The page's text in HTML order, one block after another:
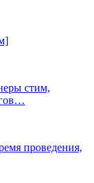
стим,
проведения,